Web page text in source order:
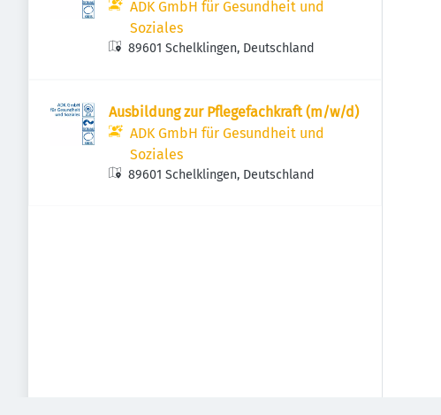
ADK GmbH für Gesundheit und
Soziales
89601 Schelklingen, Deutschland
Ausbildung zur Pflegefachkraft (m/w/d)
ADK GmbH für Gesundheit und
Soziales
89601 Schelklingen, Deutschland